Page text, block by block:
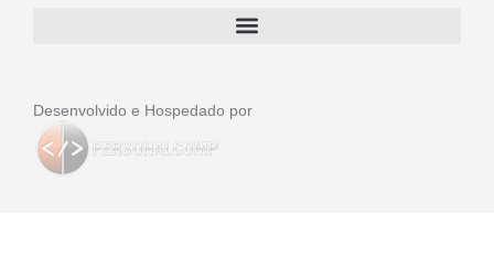
Desenvolvido e Hospedado por